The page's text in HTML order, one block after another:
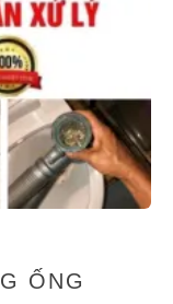
ỐNG